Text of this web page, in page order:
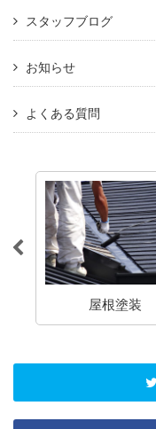
スタッフブログ
お知らせ
よくある質問
屋根塗装